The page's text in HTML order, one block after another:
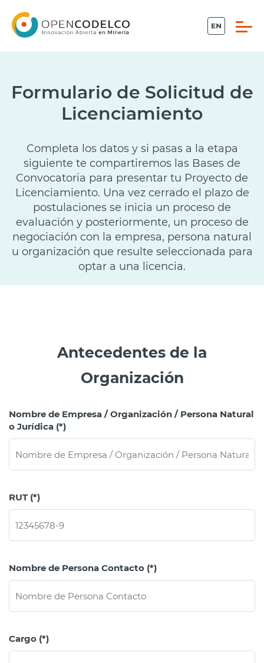
Propiedad intelectual
Conecta
Piensa Minería
Desafíos
Sistema Ideas
Formulario de Solicitud de
Licenciamiento
Completa los datos y si pasas a la etapa
siguiente te compartiremos las Bases de
Convocatoria para presentar tu Proyecto de
Licenciamiento. Una vez cerrado el plazo de
postulaciones se inicia un proceso de
evaluación y posteriormente, un proceso de
negociación con la empresa, persona natural
u organización que resulte seleccionada para
optar a una licencia.
Antecedentes de la
Organización
Nombre de Empresa / Organización / Persona Natural
o Jurídica (*)
RUT (*)
Nombre de Persona Contacto (*)
Cargo (*)